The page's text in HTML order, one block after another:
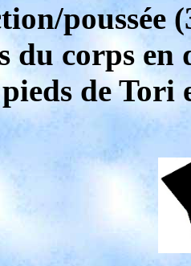
poussée
du corps
de Tori